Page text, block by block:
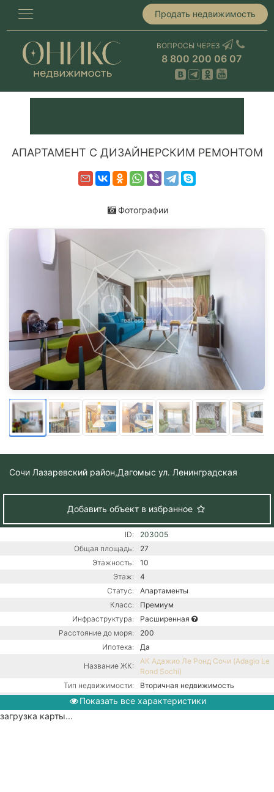
Продать недвижимость
ВОПРОСЫ ЧЕРЕЗ
8 800 200 06 07
АПАРТАМЕНТ С ДИЗАЙНЕРСКИМ РЕМОНТОМ
Фотографии
Сочи Лазаревский район,Дагомыс ул. Ленинградская
Добавить объект в избранное
ID:
203005
Общая площадь:
27
Этажность:
10
Этаж:
4
Статус:
Апартаменты
Класс:
Премиум
Инфраструктура:
Расширенная
Расстояние до моря:
200
Ипотека:
Да
Название ЖК:
АК Адажио Ле Ронд Сочи (Adagio Le
Rond Sochi)
Тип недвижимости:
Вторичная недвижимость
Кол-во комнат:
Студия
Показать все характеристики
загрузка карты...